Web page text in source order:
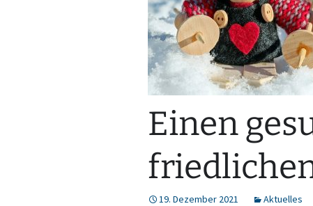
Einen
19. Dezember 2021 Aktuelles